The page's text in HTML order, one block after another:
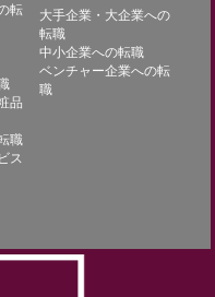
転
品
職
ス
大手企業・大企業への
転職
中小企業への転職
ベンチャー企業への転
職